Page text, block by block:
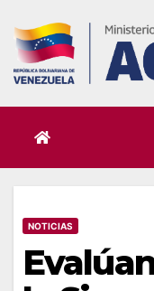
content
NOTICIAS